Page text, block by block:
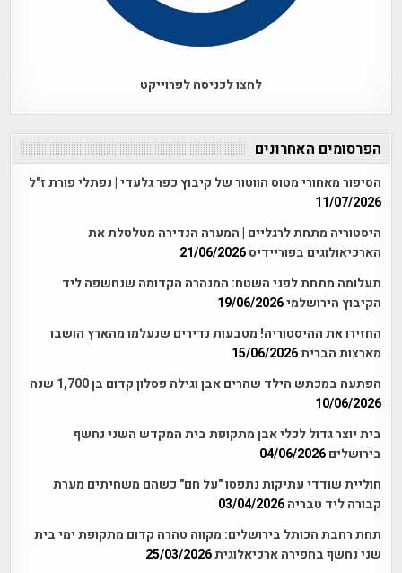
לחצו לכניסה לפרוייקט
הפרסומים האחרונים
הסיפור מאחורי מטוס הווטור של קיבוץ כפר גלעדי | נפתלי פורת ז"ל
11/07/2026
היסטוריה מתחת לרגליים | המערה הנדירה מטלטלת את
הארכיאולוגים בפוריידיס21/06/2026
תעלומה מתחת לפני השטח: המנהרה הקדומה שנחשפה ליד
הקיבוץ הירושלמי19/06/2026
החזירו את ההיסטוריה! מטבעות נדירים שנעלמו מהארץ הושבו
מארצות הברית15/06/2026
הפתעה במכתש הילד שהרים אבן וגילה פסלון קדום בן 1,700 שנה
10/06/2026
בית יוצר גדול לכלי אבן מתקופת בית המקדש השני נחשף
בירושלים 04/06/2026
חוליית שודדי עתיקות נתפסו "על חם" כשהם משחיתים מערת
קבורה ליד טבריה 03/04/2026
תחת רחבת הכותל בירושלים: מקווה טהרה קדום מתקופת ימי בית
שני נחשף בחפירה ארכיאלוגית25/03/2026